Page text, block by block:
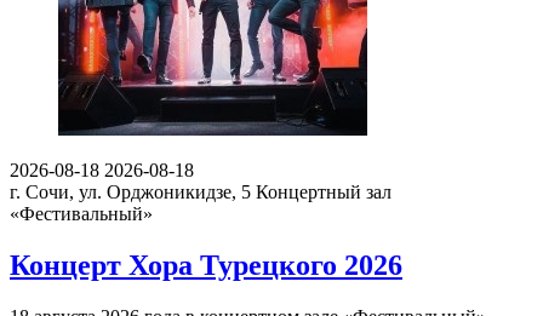
2026-08-18 2026-08-18
г. Сочи, ул. Орджоникидзе, 5 Концертный зал
«Фестивальный»
Концерт Хора Турецкого 2026